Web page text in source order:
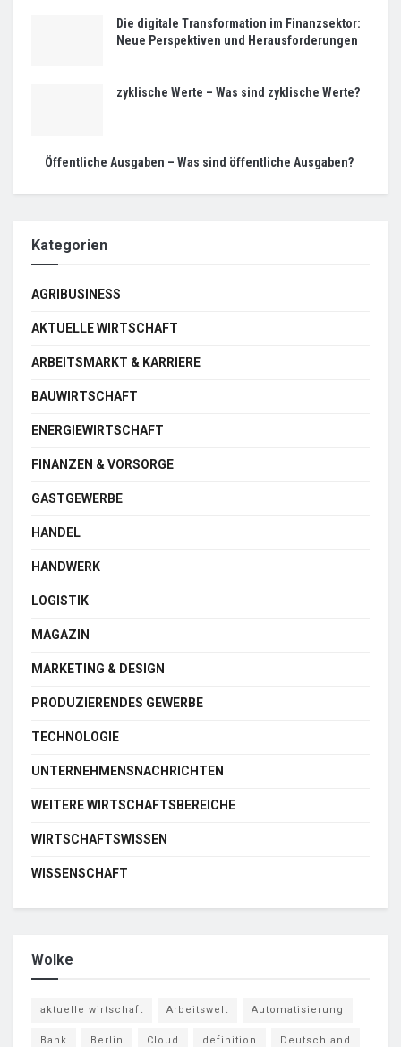
Die digitale Transformation im Finanzsektor:
Neue Perspektiven und Herausforderungen
zyklische Werte – Was sind zyklische Werte?
Öffentliche Ausgaben – Was sind öffentliche Ausgaben?
Kategorien
AGRIBUSINESS
AKTUELLE WIRTSCHAFT
ARBEITSMARKT & KARRIERE
BAUWIRTSCHAFT
ENERGIEWIRTSCHAFT
FINANZEN & VORSORGE
GASTGEWERBE
HANDEL
HANDWERK
LOGISTIK
MAGAZIN
MARKETING & DESIGN
PRODUZIERENDES GEWERBE
TECHNOLOGIE
UNTERNEHMENSNACHRICHTEN
WEITERE WIRTSCHAFTSBEREICHE
WIRTSCHAFTSWISSEN
WISSENSCHAFT
Wolke
aktuelle wirtschaft Arbeitswelt Automatisierung
Bank Berlin Cloud definition Deutschland